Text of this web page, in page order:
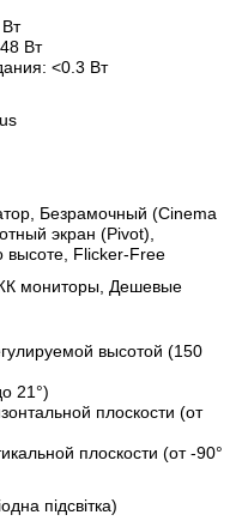
Вт
<0.3 Вт
, Безрамочный (Сinema
экран (Pivot),
высоте, Flicker-Free
мониторы, Дешевые
высотой (150
21°)
плоскости (от
плоскости (от -90°
підсвітка)